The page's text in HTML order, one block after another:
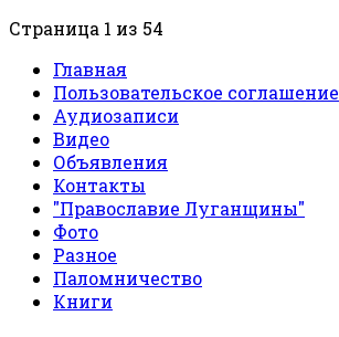
Страница 1 из 54
Главная
Пользовательское соглашение
Аудиозаписи
Видео
Объявления
Контакты
"Православие Луганщины"
Фото
Разное
Паломничество
Книги